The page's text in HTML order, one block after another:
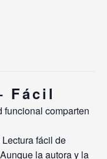
Fácil
funcional comparten
fácil de
la autora y la